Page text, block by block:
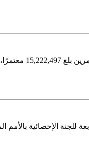
الإحصائية بالأمم